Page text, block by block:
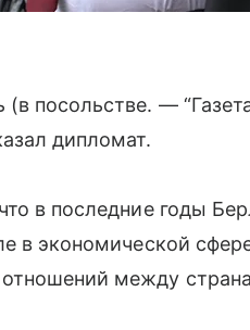
посольстве. —
дипломат.
в последние годы
в экономической
между